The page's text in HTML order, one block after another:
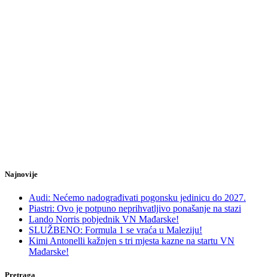
Najnovije
Audi: Nećemo nadograđivati pogonsku jedinicu do 2027.
Piastri: Ovo je potpuno neprihvatljivo ponašanje na stazi
Lando Norris pobjednik VN Mađarske!
SLUŽBENO: Formula 1 se vraća u Maleziju!
Kimi Antonelli kažnjen s tri mjesta kazne na startu VN
Mađarske!
Pretraga